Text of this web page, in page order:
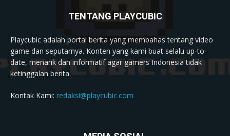
TENTANG PLAYCUBIC
Playcubic adalah portal berita yang membahas tentang video
game dan seputarnya. Konten yang kami buat selalu up-to-
date, menarik dan informatif agar gamers Indonesia tidak
ketinggalan berita.
Kontak Kami: redaksi@playcubic.com